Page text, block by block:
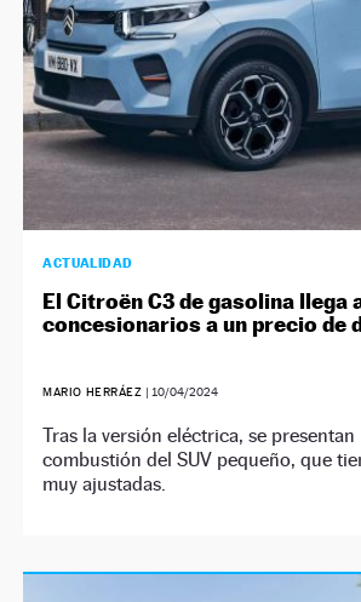
ACTUALIDAD
El Citroën C3 de gasolina llega
concesionarios a un precio de
MARIO HERRÁEZ | 10/04/2024
Tras la versión eléctrica, se presentan
combustión del SUV pequeño, que
muy ajustadas.